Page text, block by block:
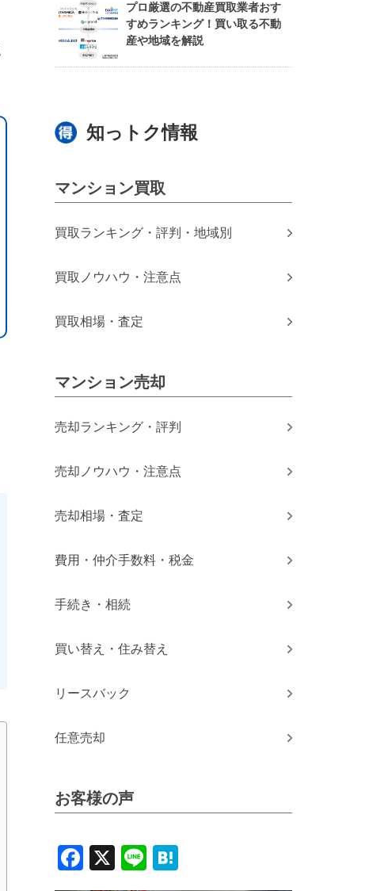
プロ厳選の不動産買取業者おす
すめランキング！買い取る不動
産や地域を解説
知っトク情報
マンション買取
買取ランキング・評判・地域別
買取ノウハウ・注意点
買取相場・査定
マンション売却
売却ランキング・評判
売却ノウハウ・注意点
売却相場・査定
費用・仲介手数料・税金
手続き・相続
買い替え・住み替え
リースバック
任意売却
お客様の声
Facebook
X Line